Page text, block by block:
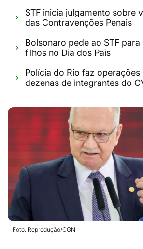
STF inicia julgamento sobre
das Contravenções Penais
Bolsonaro pede ao STF
filhos no Dia dos Pais
Polícia do Rio faz
dezenas de integrantes do
Foto: Reprodução/CGN